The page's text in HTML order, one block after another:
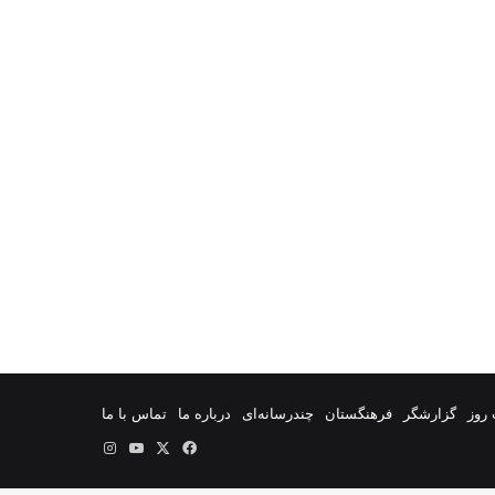
گزارشگر فرهنگستان چندرسانه‌ای درباره ما
تماس با ما
فیس
یوتیوب